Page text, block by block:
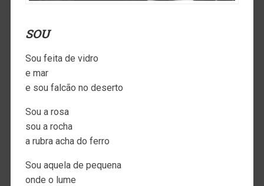
SOU
Sou feita de vidro
e mar
e sou falcão no deserto
Sou a rosa
sou a rocha
a rubra acha do ferro
Sou aquela de pequena
onde o lume